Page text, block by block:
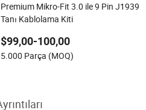
Premium Mikro-Fit 3.0 ile 9 Pin J1939
Tanı Kablolama Kiti
$99,00-100,00
5.000 Parça (MOQ)